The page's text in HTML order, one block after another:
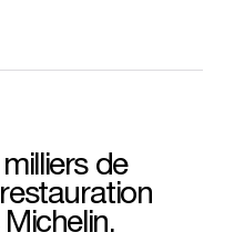
milliers de
restauration
Michelin.